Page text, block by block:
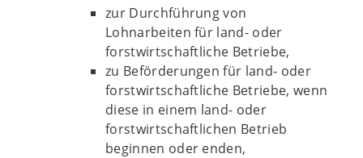
zur Durchführung von
Lohnarbeiten für land- oder
forstwirtschaftliche Betriebe,
zu Beförderungen für land- oder
forstwirtschaftliche Betriebe, wenn
diese in einem land- oder
forstwirtschaftlichen Betrieb
beginnen oder enden,